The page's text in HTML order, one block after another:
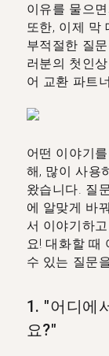
이유를 물으
또한, 이제 막
부적절한 질
러분의 첫인
어 교환 파트
어떤 이야기
해, 많이 사용
왔습니다. 질
에 알맞게 바
서 이야기하
요! 대화할 때
수 있는 질문
1. "어디에
요?"